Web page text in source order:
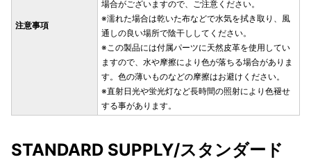
注意事項
場合がございますので、ご注意ください。
※濡れた場合は乾いた布などで水気を拭き取り、風
通しの良い場所で陰干ししてください。
※この製品には付属パーツに天然皮革を使用してい
ますので、水や摩擦により色が落ちる場合がありま
す。色の薄いものなどの摩擦はお避けください。
※直射日光や蛍光灯など長時間の照射により色褪せ
する事があります。
STANDARD SUPPLY/スタンダード